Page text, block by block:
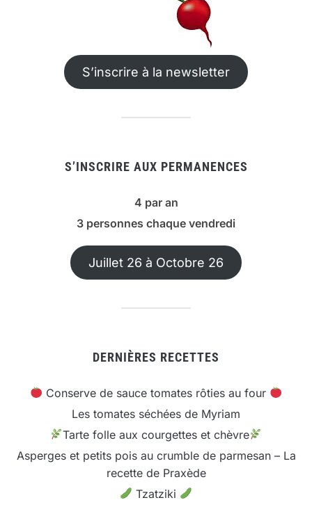
S’inscrire à la newsletter
S’INSCRIRE AUX PERMANENCES
4 par an
3 personnes chaque vendredi
Juillet 26 à Octobre 26
DERNIÈRES RECETTES
Conserve de sauce tomates rôties au four
Les tomates séchées de Myriam
Tarte folle aux courgettes et chèvre
Asperges et petits pois au crumble de parmesan – La
recette de Praxède
Tzatziki